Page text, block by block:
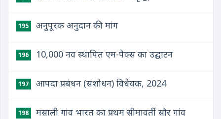
195 अनुपूरक अनुदान की मांग
196 10,000 नव स्थापित एम-पैक्स का उद्घाटन
197 आपदा प्रबंधन (संशोधन) विधेयक, 2024
198 मसाली गांव भारत का प्रथम सीमावर्ती सौर गांव